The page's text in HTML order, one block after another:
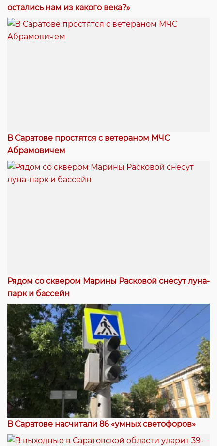
остались нам из какого века?»
В Саратове простятся с ветераном МЧС
Абрамовичем
Рядом со сквером Марины Расковой снесут луна-
парк и бассейн
В Саратове насчитали 86 «умных светофоров»